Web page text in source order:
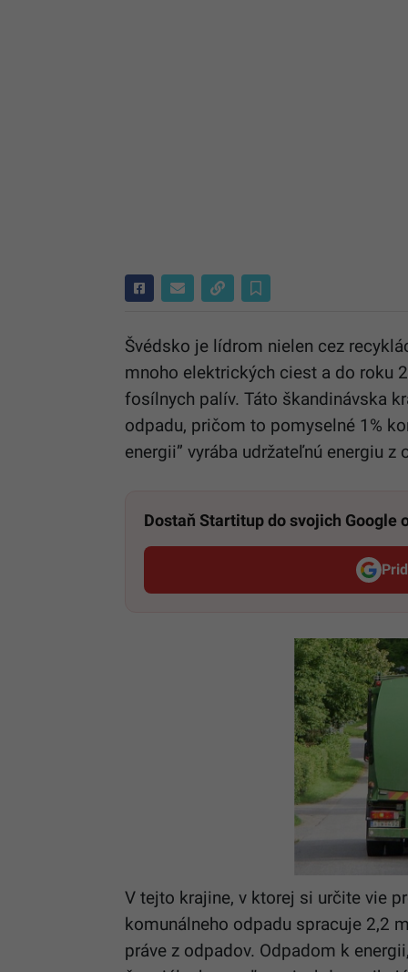
Švédsko je lídrom nielen cez
mnoho elektrických ciest a do roku
fosílnych palív. Táto škandinávska
odpadu, pričom to pomyselné 1%
energii” vyrába udržateľnú energiu z
Dostaň Startitup do svojich Google
V tejto krajine, v ktorej si určite vie
komunálneho odpadu spracuje 2,2
práve z odpadov. Odpadom k